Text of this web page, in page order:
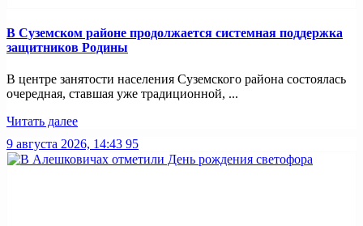
В Суземском районе продолжается системная поддержка
защитников Родины
В центре занятости населения Суземского района состоялась
очередная, ставшая уже традиционной, ...
Читать далее
9 августа 2026, 14:43 95